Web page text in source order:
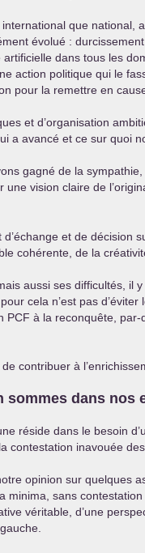
que
évolué :
artificielle dans tous les
action politique qui le
pour la remettre en
et d’organisation
a avancé et ce sur quoi
gagné de la
une vision claire de
et de décision
cohérente, de la
aussi ses difficultés,
cela n’est pas
PCF à la reconquête, par-
contribuer à
sommes dans nos
réside dans le besoin
contestation inavouée
opinion sur quelques
a minima, sans
véritable, d’une